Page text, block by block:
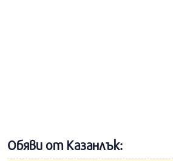
Обяви от Казанлък: